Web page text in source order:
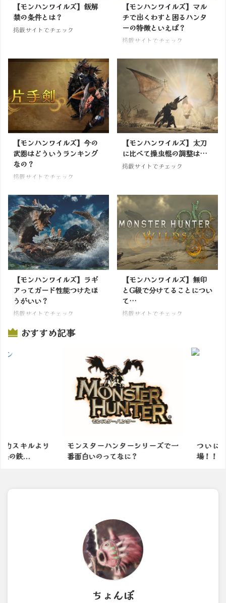
【モンハンワイルズ】飯解
禁の条件とは？
掲載サイトでチェック
【モンハンワイルズ】マル
チで出くわすと困るハンタ
ーの特徴といえば？
掲載サイトでチェック
【モンハンワイルズ】今の
武器はどういうランキング
なの？
掲載サイトでチェック
【モンハンワイルズ】太刀
に比べて操虫棍の調整は…
掲載サイトでチェック
【モンハンワイルズ】ラギ
アってガード性能つけたほ
うがいい？
掲載サイトでチェック
【モンハンワイルズ】無印
とG級で分けてることについ
て…
掲載サイトでチェック
おすすめ記事
キルより
鉄...
モンスターハンターシリーズで一
番面白いのってなに？
ついに！
場！！【
ちょんぼ